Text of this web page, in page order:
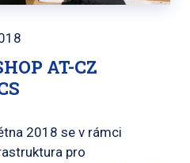
AT-CZ
2018 se v rámci
pro